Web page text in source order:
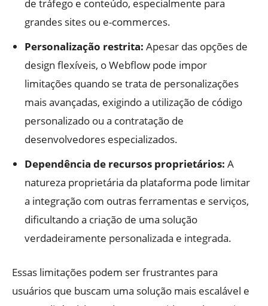
de tráfego e conteúdo, especialmente para
grandes sites ou e-commerces.
Personalização restrita: Apesar das opções de
design flexíveis, o Webflow pode impor
limitações quando se trata de personalizações
mais avançadas, exigindo a utilização de código
personalizado ou a contratação de
desenvolvedores especializados.
Dependência de recursos proprietários: A
natureza proprietária da plataforma pode limitar
a integração com outras ferramentas e serviços,
dificultando a criação de uma solução
verdadeiramente personalizada e integrada.
Essas limitações podem ser frustrantes para
usuários que buscam uma solução mais escalável e